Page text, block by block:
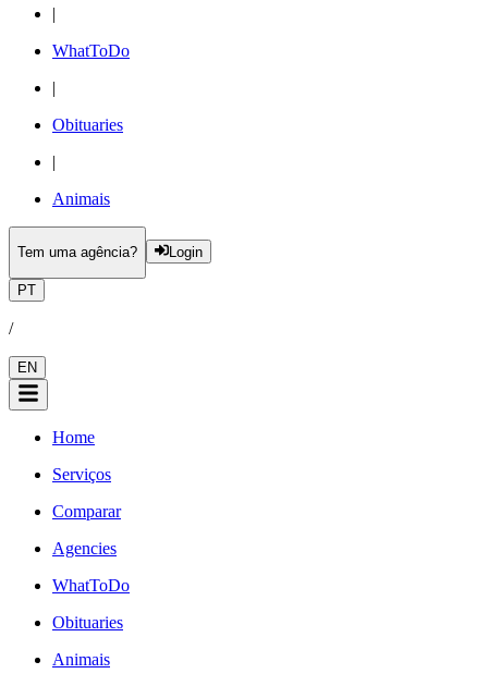
|
WhatToDo
|
Obituaries
|
Animais
Tem uma agência? Login
PT
/
EN
Home
Serviços
Comparar
Agencies
WhatToDo
Obituaries
Animais